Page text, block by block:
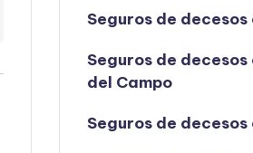
Seguros de decesos
Seguros de decesos
del Campo
Seguros de